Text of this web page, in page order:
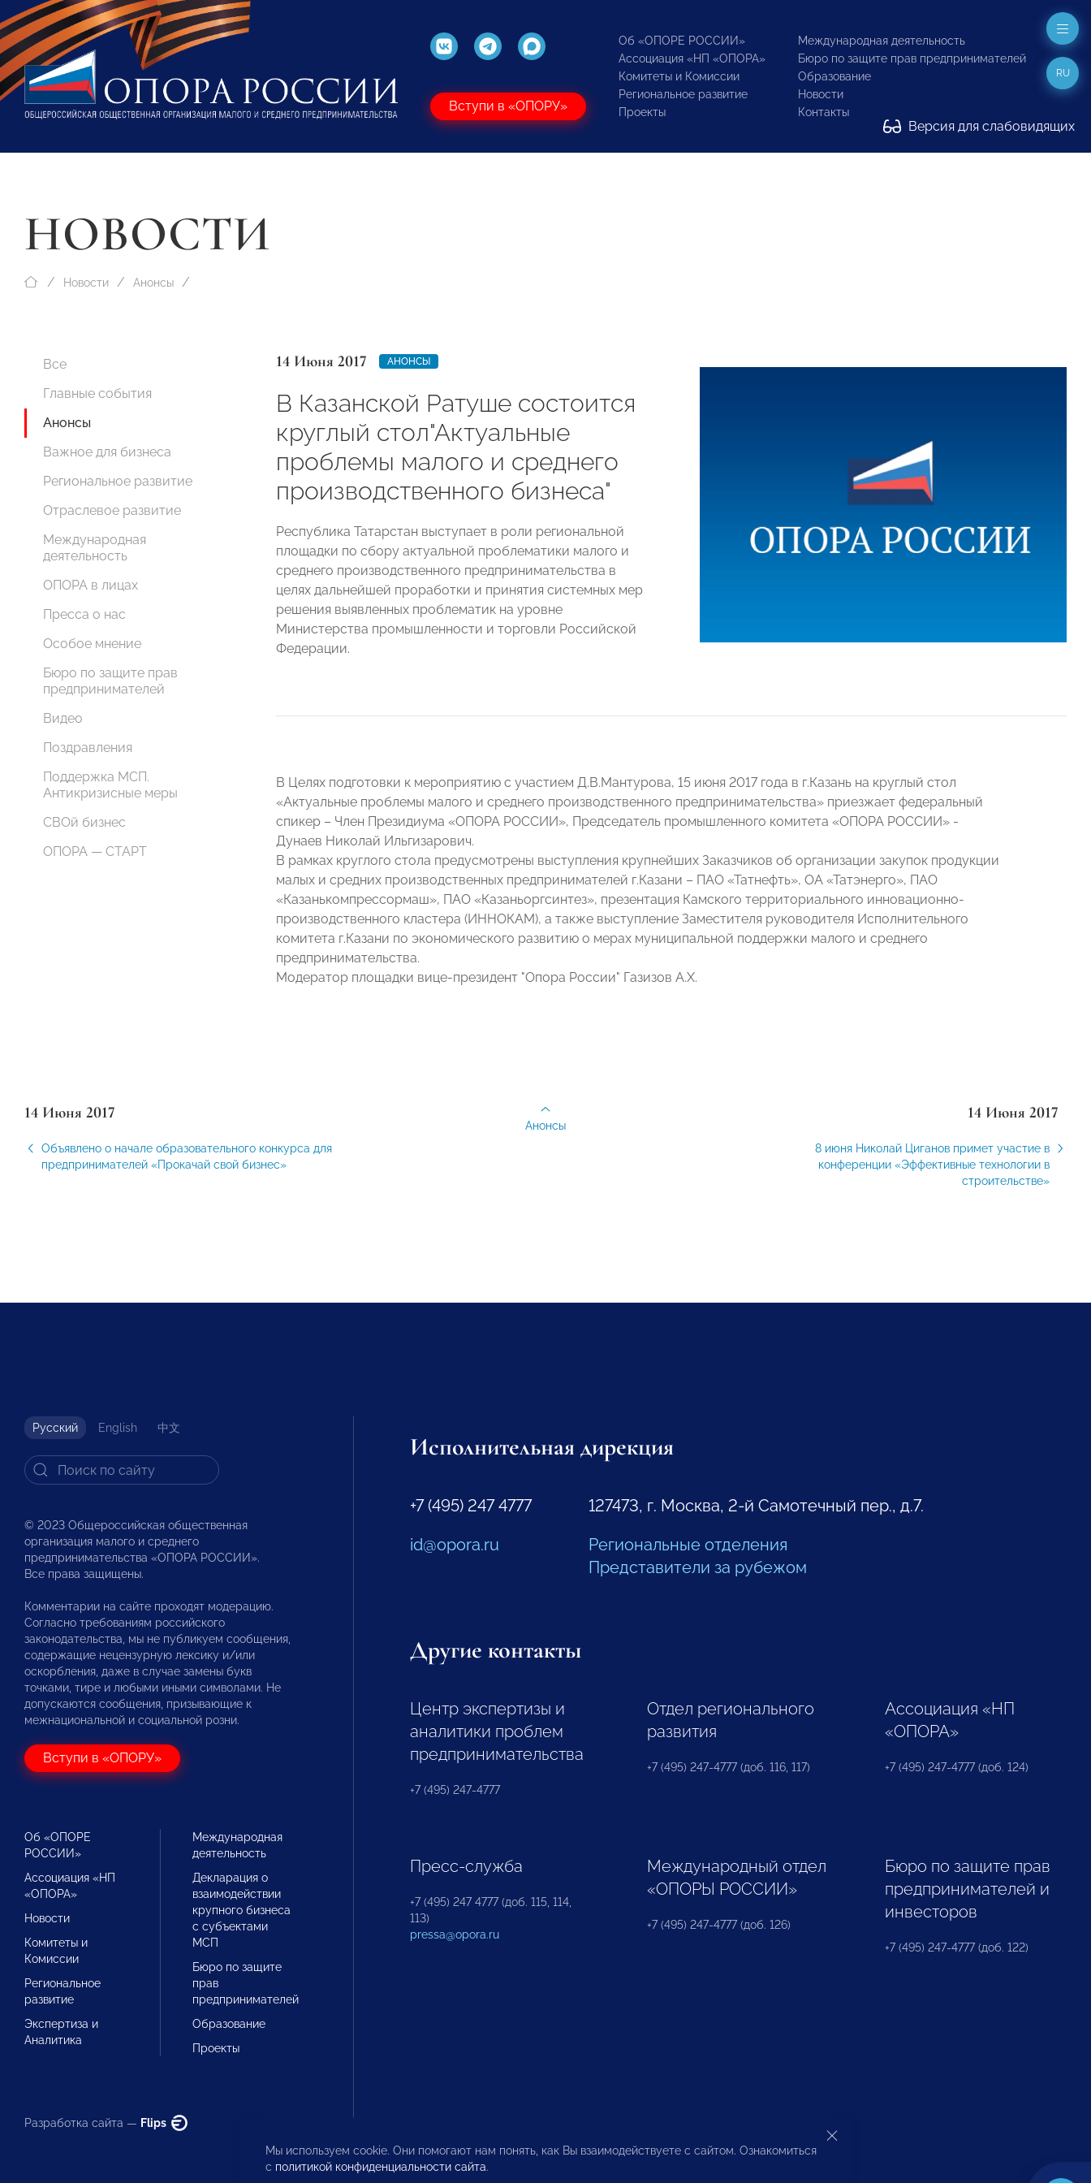
Вступи в «ОПОРУ»
Об «ОПОРЕ РОССИИ»
Ассоциация «НП «ОПОРА»
Комитеты и Комиссии
Региональное развитие
Проекты
Международная деятельность
Бюро по защите прав предпринимателей
Образование
Новости
Контакты
Версия для слабовидящих
RU
НОВОСТИ
Новости Анонсы
Все
Главные события
Анонсы
Важное для бизнеса
Региональное развитие
Отраслевое развитие
Международная
деятельность
ОПОРА в лицах
Пресса о нас
Особое мнение
Бюро по защите прав
предпринимателей
Видео
Поздравления
Поддержка МСП.
Антикризисные меры
СВОй бизнес
ОПОРА — СТАРТ
14 Июня 2017 АНОНСЫ
В Казанской Ратуше состоится
круглый стол"Актуальные
проблемы малого и среднего
производственного бизнеса"
Республика Татарстан выступает в роли региональной
площадки по сбору актуальной проблематики малого и
среднего производственного предпринимательства в
целях дальнейшей проработки и принятия системных мер
решения выявленных проблематик на уровне
Министерства промышленности и торговли Российской
Федерации.
В Целях подготовки к мероприятию с участием Д.В.Мантурова, 15 июня 2017 года в г.Казань на круглый стол
«Актуальные проблемы малого и среднего производственного предпринимательства» приезжает федеральный
спикер – Член Президиума «ОПОРА РОССИИ», Председатель промышленного комитета «ОПОРА РОССИИ» -
Дунаев Николай Ильгизарович.
В рамках круглого стола предусмотрены выступления крупнейших Заказчиков об организации закупок продукции
малых и средних производственных предпринимателей г.Казани – ПАО «Татнефть», ОА «Татэнерго», ПАО
«Казанькомпрессормаш», ПАО «Казаньоргсинтез», презентация Камского территориального инновационно-
производственного кластера (ИННОКАМ), а также выступление Заместителя руководителя Исполнительного
комитета г.Казани по экономического развитию о мерах муниципальной поддержки малого и среднего
предпринимательства.
Модератор площадки вице-президент "Опора России" Газизов А.Х.
14 Июня 2017
Объявлено о начале образовательного конкурса для
предпринимателей «Прокачай свой бизнес»
14 Июня 2017
8 июня Николай Циганов примет участие в
конференции «Эффективные технологии в
строительстве»
Анонсы
Русский English 中文
© 2023 Общероссийская общественная
организация малого и среднего
предпринимательства «ОПОРА РОССИИ».
Все права защищены.
Комментарии на сайте проходят модерацию.
Согласно требованиям российского
законодательства, мы не публикуем сообщения,
содержащие нецензурную лексику и/или
оскорбления, даже в случае замены букв
точками, тире и любыми иными символами. Не
допускаются сообщения, призывающие к
межнациональной и социальной розни.
Вступи в «ОПОРУ»
Об «ОПОРЕ
РОССИИ»
Ассоциация «НП
«ОПОРА»
Новости
Комитеты и
Комиссии
Региональное
развитие
Экспертиза и
Аналитика
Международная
деятельность
Декларация о
взаимодействии
крупного бизнеса
с субъектами
МСП
Бюро по защите
прав
предпринимателей
Образование
Проекты
Разработка сайта — Flips
Исполнительная дирекция
+7 (495) 247 4777
id@opora.ru
127473, г. Москва, 2-й Самотечный пер., д.7.
Региональные отделения
Представители за рубежом
Другие контакты
Центр экспертизы и
аналитики проблем
предпринимательства
+7 (495) 247-4777
Отдел регионального
развития
+7 (495) 247-4777 (доб. 116, 117)
Ассоциация «НП
«ОПОРА»
+7 (495) 247-4777 (доб. 124)
Пресс-служба
+7 (495) 247 4777 (доб. 115, 114,
113)
pressa@opora.ru
Международный отдел
«ОПОРЫ РОССИИ»
+7 (495) 247-4777 (доб. 126)
Бюро по защите прав
предпринимателей и
инвесторов
+7 (495) 247-4777 (доб. 122)
Мы используем cookie. Они помогают нам понять, как Вы взаимодействуете с сайтом. Ознакомиться
с политикой конфиденциальности сайта.